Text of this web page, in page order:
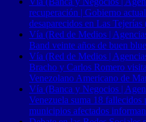
recuperación | Gobierno
desaparecidos en Las
Vía (Red de Medios |
Band veinte años de buen
Vía (Red de Medios |
Bracho y Carlos Romero
Venezolano Americano de
Vía (Banca y Negocios |
Venezuela suma 18
municipios afectados